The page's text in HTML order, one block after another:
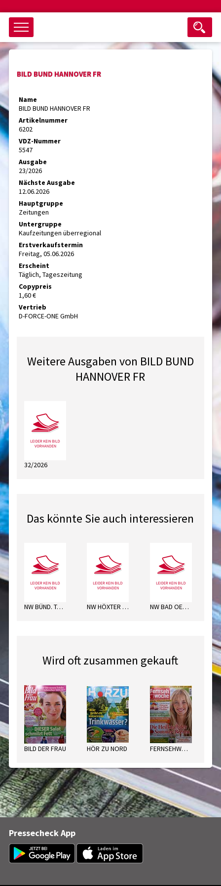
Objektsuche
als ganzes Wort suchen
nur Titel im Angebot
BILD BUND HANNOVER FR
Name
BILD BUND HANNOVER FR
Artikelnummer
6202
VDZ-Nummer
5547
Ausgabe
23/2026
Nächste Ausgabe
12.06.2026
Hauptgruppe
Zeitungen
Untergruppe
Kaufzeitungen überregional
Erstverkaufstermin
Freitag, 05.06.2026
Erscheint
Täglich, Tageszeitung
Copypreis
1,60 €
Vertrieb
D-FORCE-ONE GmbH
Weitere Ausgaben von BILD BUND
HANNOVER FR
32/2026
Das könnte Sie auch interessieren
NW BÜND. TAGEBL. MI NW HÖXTER MO NW BAD OEYNHAUS. DO
Wird oft zusammen gekauft
BILD DER FRAU HÖR ZU NORD FERNSEHWOCHE NORD
Pressecheck App